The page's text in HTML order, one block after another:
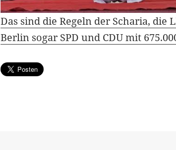
Das sind die Regeln der Scharia, die
Berlin sogar SPD und CDU mit